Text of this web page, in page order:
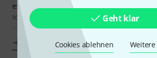
Geht klar
Cookies ablehnen Weitere
es durch das Plastikscharnier sicher nicht.
Ich mag's trotzdem gern , die
warte mal drauf, wie lange
Mehr anzeigen